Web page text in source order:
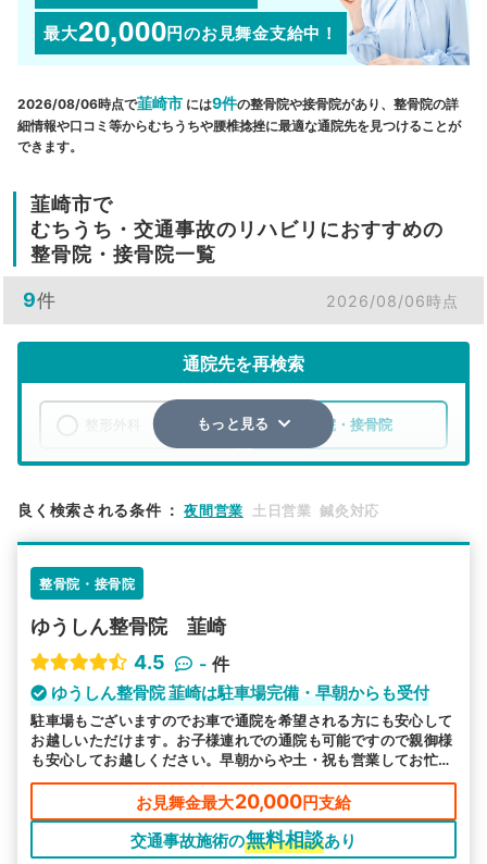
最大20,000円のお見舞金支給中！
2026/08/06時点で韮崎市 には9件の整骨院や接骨院があり、整骨院の詳
細情報や口コミ等からむちうちや腰椎捻挫に最適な通院先を見つけることが
できます。
韮崎市で
むちうち・交通事故のリハビリにおすすめの
整骨院・接骨院一覧
9件 2026/08/06時点
通院先を再検索
整骨院・接骨院
検索する
駅から探す 院名から探す
もっと見る
良く検索される条件 ： 夜間営業 土日営業 鍼灸対応
整骨院・接骨院
ゆうしん整骨院 韮崎
4.5
- 件
ゆうしん整骨院 韮崎は駐車場完備・早朝からも受付
駐車場もございますのでお車で通院を希望される方にも安心して
お越しいただけます。お子様連れでの通院も可能ですので親御様
も安心してお越しください。早朝からや土・祝も営業してお忙し
い方にも通いやすい環境を整え皆様のお越しをお待ちしておりま
お見舞金最大20,000円支給
交通事故施術の無料相談あり